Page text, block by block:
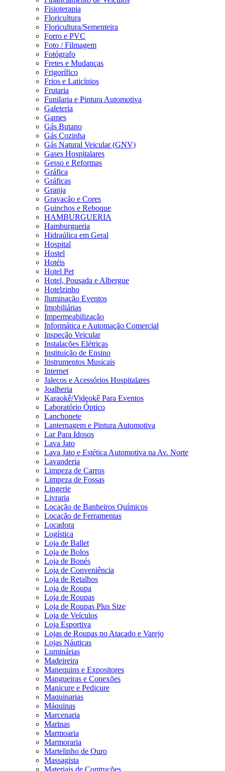
Fisioterapia
Floricultura
Floricultura/Sementeira
Forro e PVC
Foto / Filmagem
Fotógrafo
Fretes e Mudanças
Frigorífico
Frios e Laticínios
Frutaria
Funilaria e Pintura Automotiva
Galeteria
Games
Gás Butano
Gás Cozinha
Gás Natural Veicular (GNV)
Gases Hospitalares
Gesso e Reformas
Gráfica
Gráficas
Granja
Gravação e Cores
Guinchos e Reboque
HAMBURGUERIA
Hamburgueria
Hidraúlica em Geral
Hospital
Hostel
Hotéis
Hotel Pet
Hotel, Pousada e Albergue
Hotelzinho
Iluminação Eventos
Imobiliárias
Impermeabilização
Informática e Automação Comercial
Inspeção Veicular
Instalações Elétricas
Instituição de Ensino
Instrumentos Musicais
Internet
Jalecos e Acessórios Hospitalares
Joalheria
Karaokê/Videokê Para Eventos
Laboratório Óptico
Lanchonete
Lanternagem e Pintura Automotiva
Lar Para Idosos
Lava Jato
Lava Jato e Estética Automotiva na Av. Norte
Lavanderia
Limpeza de Carros
Limpeza de Fossas
Lingerie
Livraria
Locação de Banheiros Químicos
Locação de Ferramentas
Locadora
Logística
Loja de Ballet
Loja de Bolos
Loja de Bonés
Loja de Conveniência
Loja de Retalhos
Loja de Roupa
Loja de Roupas
Loja de Roupas Plus Size
Loja de Veículos
Loja Esportiva
Lojas de Roupas no Atacado e Varejo
Lojas Náuticas
Luminárias
Madeireira
Manequins e Expositores
Mangueiras e Conexões
Manicure e Pedicure
Maquinarias
Máquinas
Marcenaria
Marinas
Marmoaria
Marmoraria
Martelinho de Ouro
Massagista
Materiais de Contruções